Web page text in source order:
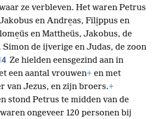
ze verbleven. Het waren Petrus
en Andre̱as, Fili̱ppus en
en Mattheüs, Jakobus, de
de ijverige en Judas, de zoon
Ze hielden eensgezind aan in
een aantal vrouwen+ en met
van Jezus, en zijn broers.+
stond Petrus te midden van de
ongeveer 120 personen bij